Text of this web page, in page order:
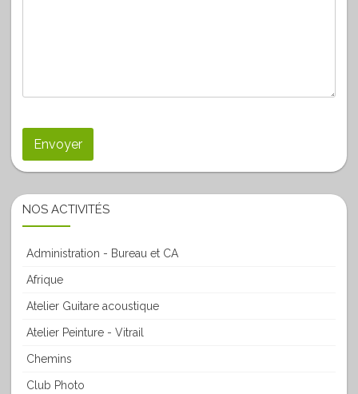
NOS ACTIVITÉS
Administration - Bureau et CA
Afrique
Atelier Guitare acoustique
Atelier Peinture - Vitrail
Chemins
Club Photo